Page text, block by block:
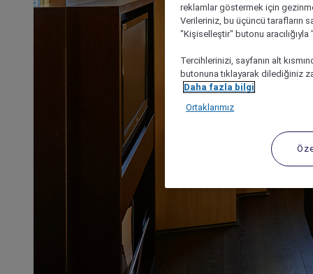
reklamlar göstermek için
Verileriniz, bu üçüncü tarafların
"Kişiselleştir" butonu
Tercihlerinizi, sayfanın alt
butonuna tıklayarak dilediğiniz
Daha fazla bilgi
Ortaklarımız